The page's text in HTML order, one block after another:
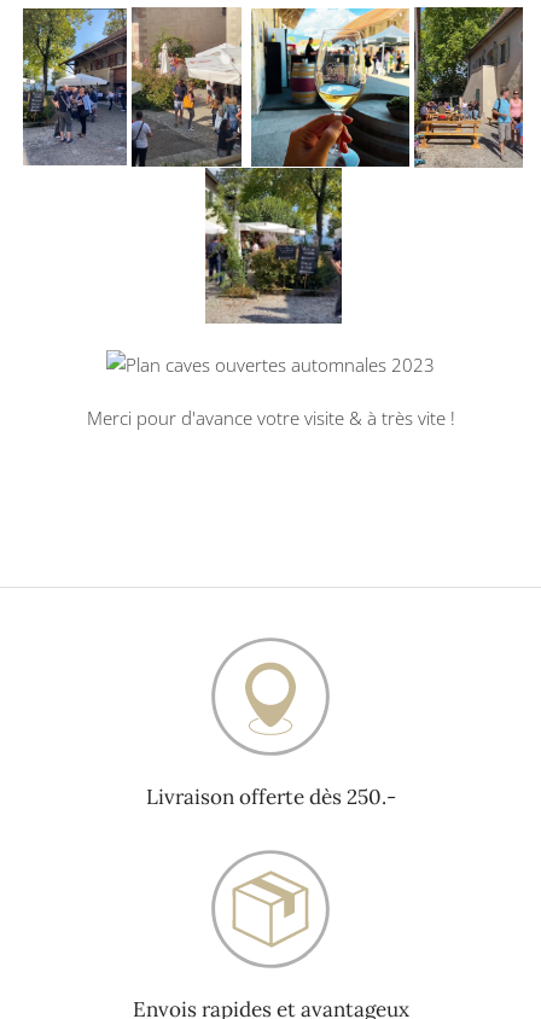
Merci pour d'avance votre visite & à très vite !
Livraison offerte dès 250.-
Envois rapides et avantageux